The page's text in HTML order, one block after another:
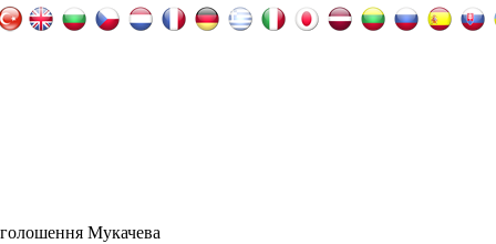
Мукачева